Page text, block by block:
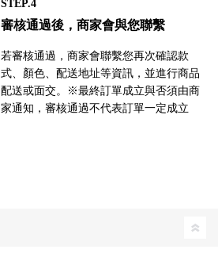
STEP.4
審核通過後，商家會與您聯繫
若審核通過，商家會聯繫您再次確認款
式、顏色、配送地址等資訊，並進行商品
配送或面交。※最終訂單成立與否須由商
家通知，審核通過不代表訂單一定成立